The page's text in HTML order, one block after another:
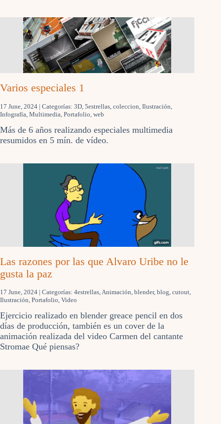
Varios especiales 1
17 June, 2024 | Categorías: 3D 5estrellas coleccion Ilustración
Infografía Multimedia Portafolio web
Más de 6 años realizando especiales multimedia
resumidos en 5 mín. de vídeo.
Las razones por las que Alvaro Uribe no le
gusta la paz
17 June, 2024 | Categorías: 4estrellas,Animación, blender, blog, cutout,
Ilustración, Portafolio, Video
Ejercicio realizado en blender greace pencil en dos
días de producción, también es un cover de la
animación realizada del video Carmen del cantante
Stromae Qué piensas?